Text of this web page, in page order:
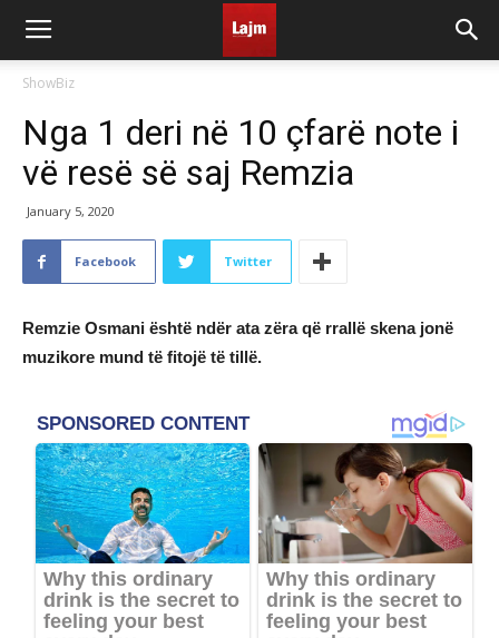
ShowBiz
Nga 1 deri në 10 çfarë note i
vë resë së saj Remzia
January 5, 2020
Facebook Twitter
Remzie Osmani është ndër ata zëra që rrallë skena jonë
muzikore mund të fitojë të tillë.